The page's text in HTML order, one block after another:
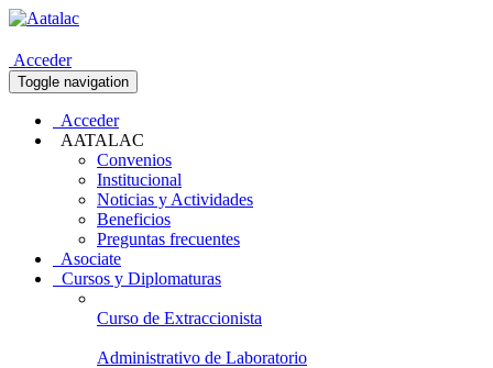
Acceder
Toggle navigation
Acceder
AATALAC
Convenios
Institucional
Noticias y Actividades
Beneficios
Preguntas frecuentes
Asociate
Cursos y Diplomaturas
Curso de Extraccionista
Administrativo de Laboratorio